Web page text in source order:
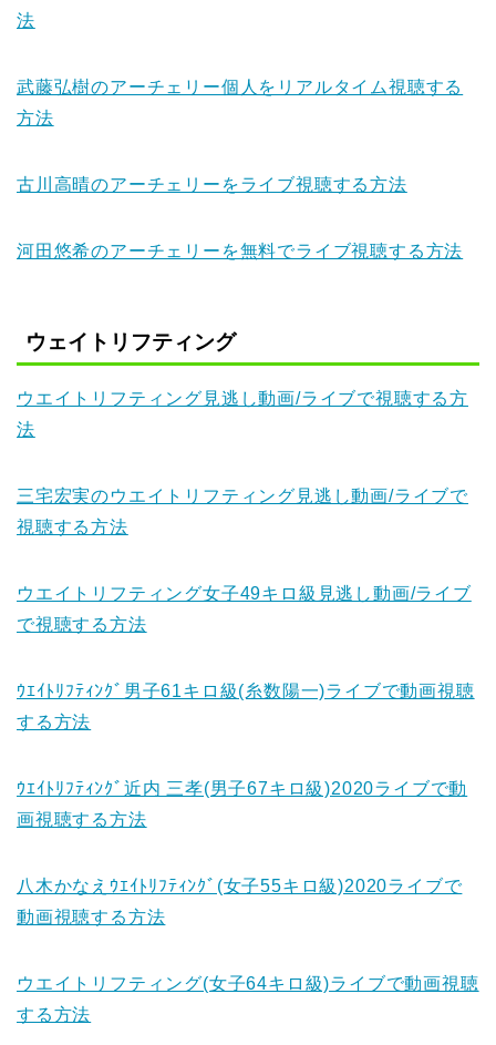
法
武藤弘樹のアーチェリー個人をリアルタイム視聴する
方法
古川高晴のアーチェリーをライブ視聴する方法
河田悠希のアーチェリーを無料でライブ視聴する方法
ウェイトリフティング
ウエイトリフティング見逃し動画/ライブで視聴する方
法
三宅宏実のウエイトリフティング見逃し動画/ライブで
視聴する方法
ウエイトリフティング女子49キロ級見逃し動画/ライブ
で視聴する方法
ｳｴｲﾄﾘﾌﾃｨﾝｸﾞ男子61キロ級(糸数陽一)ライブで動画視聴
する方法
ｳｴｲﾄﾘﾌﾃｨﾝｸﾞ近内 三孝(男子67キロ級)2020ライブで動
画視聴する方法
八木かなえｳｴｲﾄﾘﾌﾃｨﾝｸﾞ(女子55キロ級)2020ライブで
動画視聴する方法
ウエイトリフティング(女子64キロ級)ライブで動画視聴
する方法